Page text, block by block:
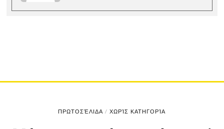
ΠΡΩΤΟΣΈΛΙΔΑ / ΧΩΡΊΣ ΚΑΤΗΓΟΡΊΑ